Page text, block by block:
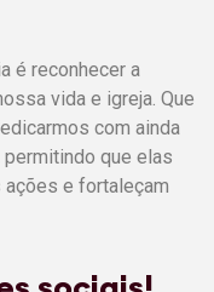
é reconhecer a
vida e igreja. Que
com ainda
que elas
e fortaleçam